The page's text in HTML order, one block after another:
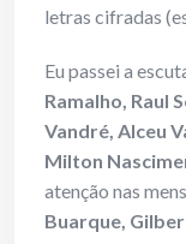
letras cifradas
Eu passei a
Ramalho, Raul
Vandré, Alceu
Milton
atenção nas
Buarque,